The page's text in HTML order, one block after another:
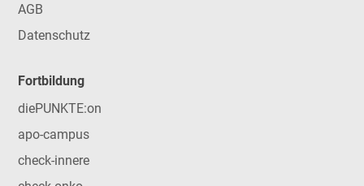
AGB
Datenschutz
Fortbildung
diePUNKTE:on
apo-campus
check-innere